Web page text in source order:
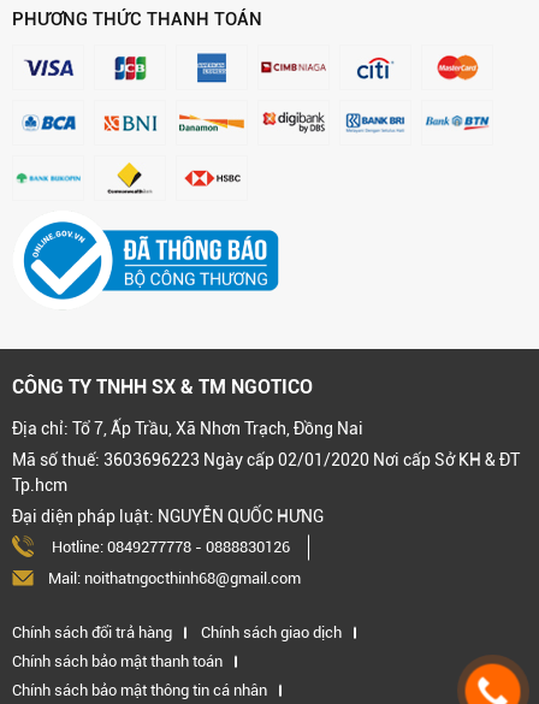
PHƯƠNG THỨC THANH TOÁN
CÔNG TY TNHH SX & TM NGOTICO
Địa chỉ: Tổ 7, Ấp Trầu, Xã Nhơn Trạch, Đồng Nai
Mã số thuế: 3603696223 Ngày cấp 02/01/2020 Nơi cấp Sở KH & ĐT
Tp.hcm
Đại diện pháp luật: NGUYỄN QUỐC HƯNG
Hotline: 0849277778 - 0888830126
Mail: noithatngocthinh68@gmail.com
Chính sách đổi trả hàng
Chính sách giao dịch
Chính sách bảo mật thanh toán
Chính sách bảo mật thông tin cá nhân